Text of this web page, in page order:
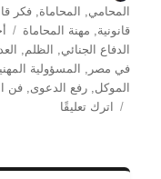
فيالمحامي, المحاماة,فكر
قانونية, مهنة المحاماة
الدفاع الجنائي, الظلم,
في مصر , المسؤولية
الموكل,رفع الدعوى,فن
اترك تعليقًا